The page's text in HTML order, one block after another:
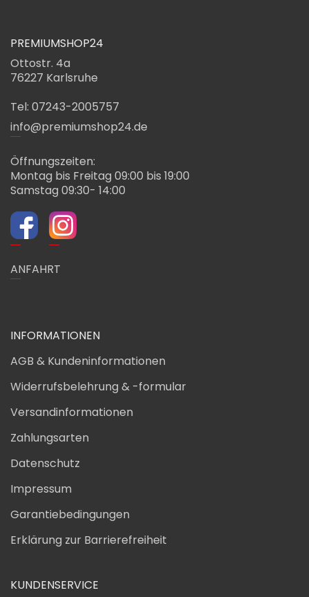
PREMIUMSHOP24
Ottostr. 4a
76227 Karlsruhe
Tel: 07243-2005757
info@premiumshop24.de
Öffnungszeiten:
Montag bis Freitag 09:00 bis 19:00
Samstag 09:30- 14:00
ANFAHRT
INFORMATIONEN
AGB & Kundeninformationen
Widerrufsbelehrung & -formular
Versandinformationen
Zahlungsarten
Datenschutz
Impressum
Garantiebedingungen
Erklärung zur Barrierefreiheit
KUNDENSERVICE